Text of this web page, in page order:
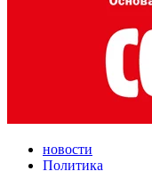
новости
Политика